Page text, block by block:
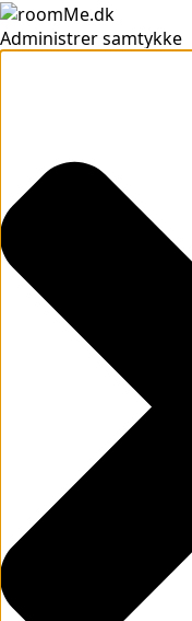
Administrer samtykke